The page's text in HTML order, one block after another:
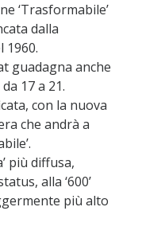
‘Trasformabile’
dalla
1960.
guadagna anche
17 a 21.
con la nuova
che andrà a
più diffusa,
alla ‘600’
più alto